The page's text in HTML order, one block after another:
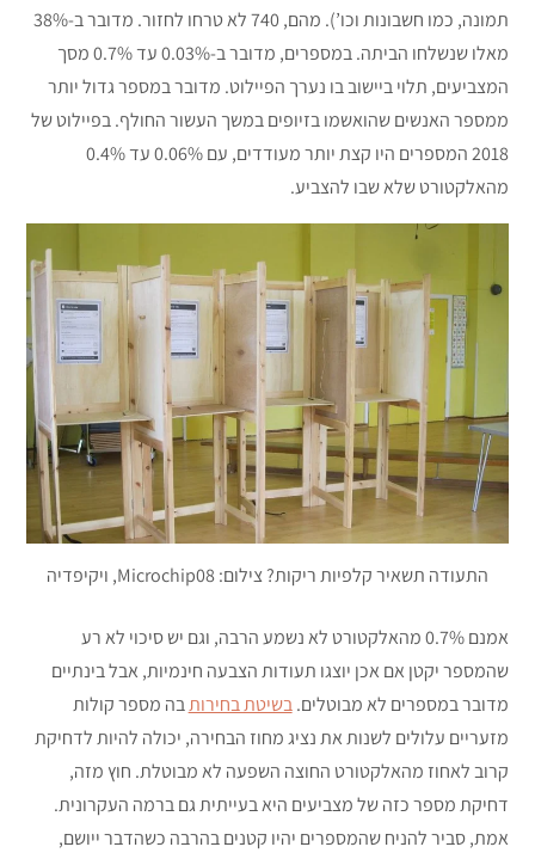
תמונה, כמו חשבונות וכו’). מהם, 740 לא טרחו לחזור. מדובר ב-38%
מאלו שנשלחו הביתה. במספרים, מדובר ב-0.03% עד 0.7% מסך
המצביעים, תלוי ביישוב בו נערך הפיילוט. מדובר במספר גדול יותר
ממספר האנשים שהואשמו בזיופים במשך העשור החולף. בפיילוט של
2018 המספרים היו קצת יותר מעודדים, עם 0.06% עד 0.4%
מהאלקטורט שלא שבו להצביע.
התעודה תשאיר קלפיות ריקות? צילום: Microchip08, ויקיפדיה
אמנם 0.7% מהאלקטורט לא נשמע הרבה, וגם יש סיכוי לא רע
שהמספר יקטן אם אכן יוצגו תעודות הצבעה חינמיות, אבל בינתיים
מדובר במספרים לא מבוטלים.בשיטת בחירותבה מספר קולות
מזעריים עלולים לשנות את נציג מחוז הבחירה, יכולה להיות לדחיקת
קרוב לאחוז מהאלקטורט החוצה השפעה לא מבוטלת. חוץ מזה,
דחיקת מספר כזה של מצביעים היא בעייתית גם ברמה העקרונית.
אמת, סביר להניח שהמספרים יהיו קטנים בהרבה כשהדבר ייושם,